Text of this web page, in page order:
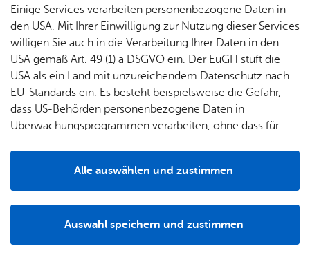
Ämter
A–Z
Diens
t­leis­
tun­gen
A–Z
For­
fent­li­
che
Be­
kannt­
ma­
chun­
& TV
Pres­se
Bil­
dung
& Be­
treu­
ung
Potz­
be­
treu­
ung
Schu­
len
stel­len
& Um­
lei­tun­
Um­
welt &
Kli­ma­
Sa­nie­
ren &
bi­li­en
Stadt­
Fa­mi­lie
& Kin­
der
Se­nio­
ren
Woh­
nen
re­frei
Pfle­ge
& Un­
ter­stüt­
zung
An­schrift
Fried­rich­str. 16
Fried­richs­ha­fen
Einige Services verarbeiten personenbezogene Daten in
den USA. Mit Ihrer Einwilligung zur Nutzung dieser Services
willigen Sie auch in die Verarbeitung Ihrer Daten in den
USA gemäß Art. 49 (1) a DSGVO ein. Der EuGH stuft die
USA als ein Land mit unzureichendem Datenschutz nach
EU-Standards ein. Es besteht beispielsweise die Gefahr,
dass US-Behörden personenbezogene Daten in
Überwachungsprogrammen verarbeiten, ohne dass für
Auswahl speichern und zustimmen
Alle auswählen und zustimmen